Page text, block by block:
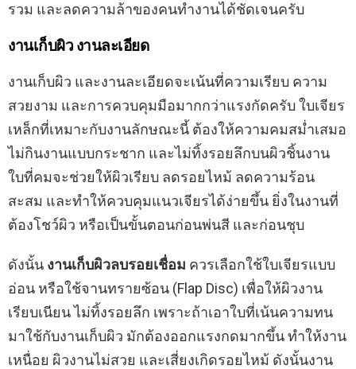
รวม และลดความล้าของคนทำงานได้ชัดเจนครับ
งานเก็บผิว งานละเอียด
งานเก็บผิว และงานละเอียดจะเน้นที่ความเรียบ ความ
สวยงาม และการควบคุมมือมากกว่าแรงกัดครับ ใบเจียร
เหล็กที่เหมาะกับงานลักษณะนี้ ต้องให้ความคมสม่ำเสมอ
ไม่กินงานแบบกระชาก และไม่ทิ้งรอยลึกบนผิวชิ้นงาน
ใบที่คมจะช่วยให้ผิวเรียบ ลดรอยไหม้ ลดความร้อน
สะสม และทำให้ควบคุมแนวเจียรได้ง่ายขึ้น ยิ่งในงานที่
ต้องโชว์ผิว หรือเป็นขั้นตอนก่อนพ่นสี และก่อนชุบ
ดังนั้น งานเก็บผิวลบรอยเชื่อม ควรเลือกใช้ใบเจียรแบบ
อ่อน หรือใช้จานทรายซ้อน (Flap Disc) เพื่อให้ผิวงาน
เรียบเนียน ไม่ทิ้งรอยลึก เพราะถ้าเอาใบที่เน้นความทน
มาใช้กับงานเก็บผิว มักต้องออกแรงกดมากขึ้น ทำให้งาน
เหนื่อย ผิวงานไม่สวย และเสี่ยงเกิดรอยไหม้ ดังนั้นงาน